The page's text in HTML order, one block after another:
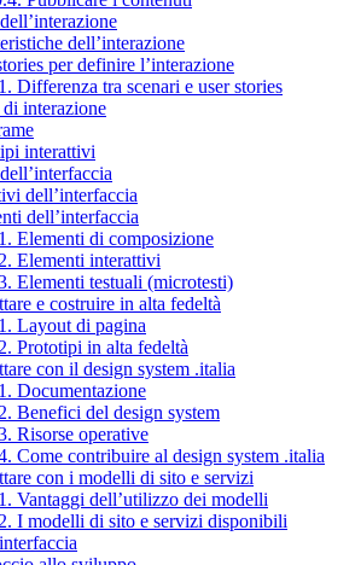
dell’interazione
per definire l’interazione
Differenza tra scenari e user stories
interazione
interattivi
dell’interfaccia
dell’interfaccia
Elementi di composizione
Elementi interattivi
Elementi testuali (microtesti)
e costruire in alta fedeltà
Layout di pagina
Prototipi in alta fedeltà
con il design system .italia
Documentazione
Benefici del design system
Risorse operative
Come contribuire al design system .italia
con i modelli di sito e servizi
Vantaggi dell’utilizzo dei modelli
I modelli di sito e servizi disponibili